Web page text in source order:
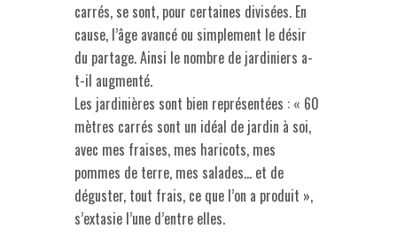
carrés, se sont, pour certaines divisées. En
cause, l’âge avancé ou simplement le désir
du partage. Ainsi le nombre de jardiniers a-
t-il augmenté.
Les jardinières sont bien représentées : « 60
mètres carrés sont un idéal de jardin à soi,
avec mes fraises, mes haricots, mes
pommes de terre, mes salades… et de
déguster, tout frais, ce que l’on a produit »,
s’extasie l’une d’entre elles.